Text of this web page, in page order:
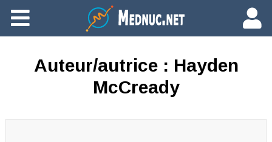
Ajouter du contenu
Auteur/autrice : Hayden
McCready